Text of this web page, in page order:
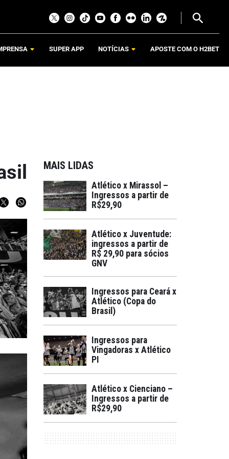
SUPER APP NOTÍCIAS APOSTE COM O H2BET
MAIS LIDAS
Atlético x Mirassol –
Ingressos a partir de
R$29,90
Atlético x Juventude:
ingressos a partir de
R$ 29,90 para sócios
GNV
Ingressos para Ceará x
Atlético (Copa do
Brasil)
Ingressos para
Vingadoras x Atlético
PI
Atlético x Cienciano –
Ingressos a partir de
R$29,90